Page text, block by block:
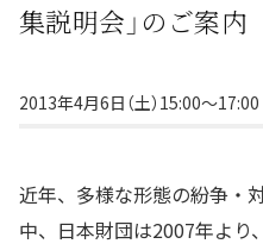
集説明会」のご案内
2013年4月6日（土）15:00〜17:00
近年、多様な形態の紛争・
中、日本財団は2007年より